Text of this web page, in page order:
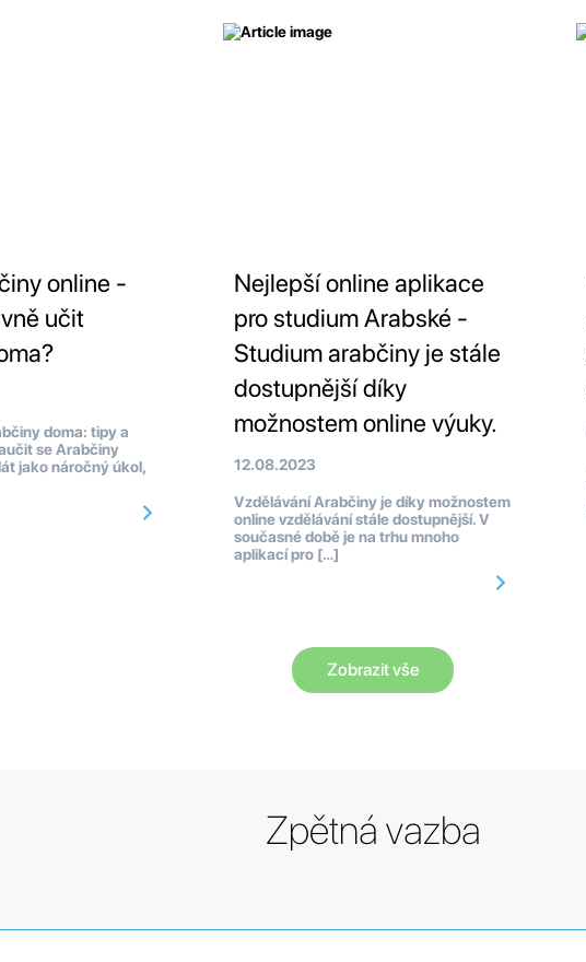
online -
učit
doma: tipy a
se Arabčiny
jako náročný úkol,
Nejlepší online aplikace
pro studium Arabské -
Studium arabčiny je stále
dostupnější díky
možnostem online výuky.
12.08.2023
Vzdělávání Arabčiny je díky možnostem
online vzdělávání stále dostupnější. V
současné době je na trhu mnoho
aplikací pro […]
Zobrazit vše
Zpětná vazba